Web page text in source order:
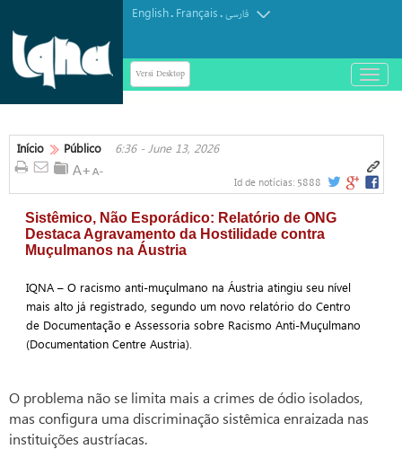
English. Français.فارسی
Versi Desktop
باز
و
کردن
Início Público 6:36 - June 13, 2026
Id de notícias: 5888
Sistêmico, Não Esporádico: Relatório de ONG
Destaca Agravamento da Hostilidade contra
Muçulmanos na Áustria
IQNA – O racismo anti-muçulmano na Áustria atingiu seu nível
mais alto já registrado, segundo um novo relatório do Centro
de Documentação e Assessoria sobre Racismo Anti-Muçulmano
(Documentation Centre Austria).
O problema não se limita mais a crimes de ódio isolados,
mas configura uma discriminação sistêmica enraizada nas
instituições austríacas.